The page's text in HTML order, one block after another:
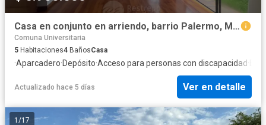
Casa en conjunto en arriendo, barrio Palermo, Manizales
Comuna Universitaria
5 Habitaciones4 BañosCasa
·Aparcadero·Depósito·Acceso para personas con discapacidad·
Actualizado hace 5 días Ver en detalle
1 /17